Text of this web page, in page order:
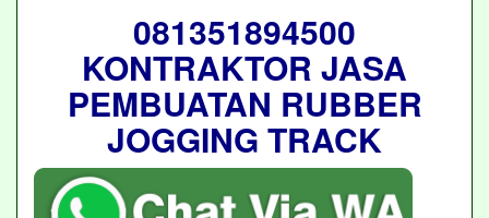
081351894500
KONTRAKTOR JASA
PEMBUATAN RUBBER
JOGGING TRACK